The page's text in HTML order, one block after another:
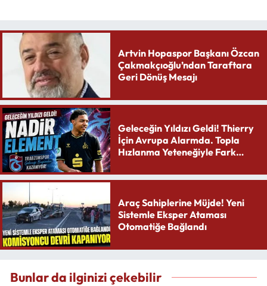
Artvin Hopaspor Başkanı Özcan
Çakmakçıoğlu’ndan Taraftara
Geri Dönüş Mesajı
Geleceğin Yıldızı Geldi! Thierry
İçin Avrupa Alarmda. Topla
Hızlanma Yeteneğiyle Fark
Araç Sahiplerine Müjde! Yeni
Sistemle Eksper Ataması
Otomatiğe Bağlandı
Bunlar da ilginizi çekebilir